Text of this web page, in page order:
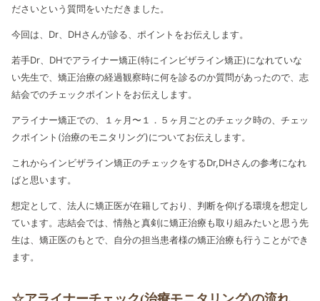
ださいという質問をいただきました。
今回は、Dr、DHさんが診る、ポイントをお伝えします。
若手Dr、DHでアライナー矯正(特にインビザライン矯正)になれていな
い先生で、矯正治療の経過観察時に何を診るのか質問があったので、志
結会でのチェックポイントをお伝えします。
アライナー矯正での、１ヶ月〜１．５ヶ月ごとのチェック時の、チェッ
クポイント(治療のモニタリング)についてお伝えします。
これからインビザライン矯正のチェックをするDr,DHさんの参考になれ
ばと思います。
想定として、法人に矯正医が在籍しており、判断を仰げる環境を想定し
ています。志結会では、情熱と真剣に矯正治療も取り組みたいと思う先
生は、矯正医のもとで、自分の担当患者様の矯正治療も行うことができ
ます。